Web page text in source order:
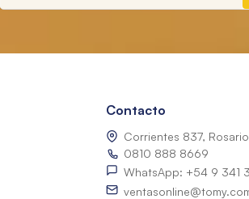
Contacto
Corrientes 837,
0810 888 8669
WhatsApp: +54 9 341